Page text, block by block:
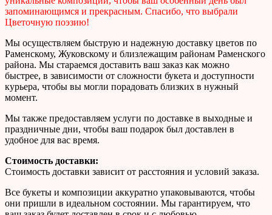
запоминающимся и прекрасным. Спасибо, что выбрали
Цветочную поэзию!
Мы осуществляем быструю и надежную доставку цветов по
Раменскому, Жуковскому и близлежащим районам Раменского
района. Мы стараемся доставить ваш заказ как можно
быстрее, в зависимости от сложности букета и доступности
курьера, чтобы вы могли порадовать близких в нужный
момент.
Мы также предоставляем услуги по доставке в выходные и
праздничные дни, чтобы ваш подарок был доставлен в
удобное для вас время.
Стоимость доставки:
Стоимость доставки зависит от расстояния и условий заказа.
Все букеты и композиции аккуратно упаковываются, чтобы
они пришли в идеальном состоянии. Мы гарантируем, что